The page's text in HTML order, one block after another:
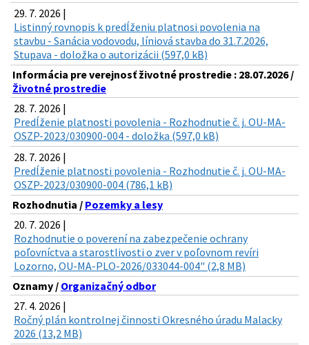
29. 7. 2026 |
Listinný rovnopis k predĺženiu platnosi povolenia na
stavbu - Sanácia vodovodu, líniová stavba do 31.7.2026,
Stupava - doložka o autorizácii (597,0 kB)
Informácia pre verejnosť životné prostredie : 28.07.2026 /
Životné prostredie
28. 7. 2026 |
Predĺženie platnosti povolenia - Rozhodnutie č. j. OU-MA-
OSZP-2023/030900-004 - doložka (597,0 kB)
28. 7. 2026 |
Predĺženie platnosti povolenia - Rozhodnutie č. j. OU-MA-
OSZP-2023/030900-004 (786,1 kB)
Rozhodnutia / Pozemky a lesy
20. 7. 2026 |
Rozhodnutie o poverení na zabezpečenie ochrany
poľovníctva a starostlivosti o zver v poľovnom revíri
Lozorno, OU-MA-PLO-2026/033044-004" (2,8 MB)
Oznamy / Organizačný odbor
27. 4. 2026 |
Ročný plán kontrolnej činnosti Okresného úradu Malacky
2026 (13,2 MB)